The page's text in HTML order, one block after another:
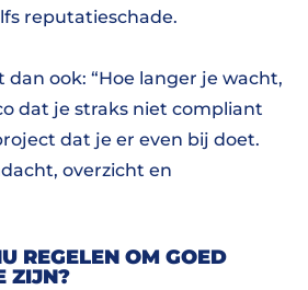
reputatieschade.
ook: “Hoe langer je wacht,
dat je straks niet compliant
dat je er even bij doet.
overzicht en
REGELEN OM GOED
ZIJN?